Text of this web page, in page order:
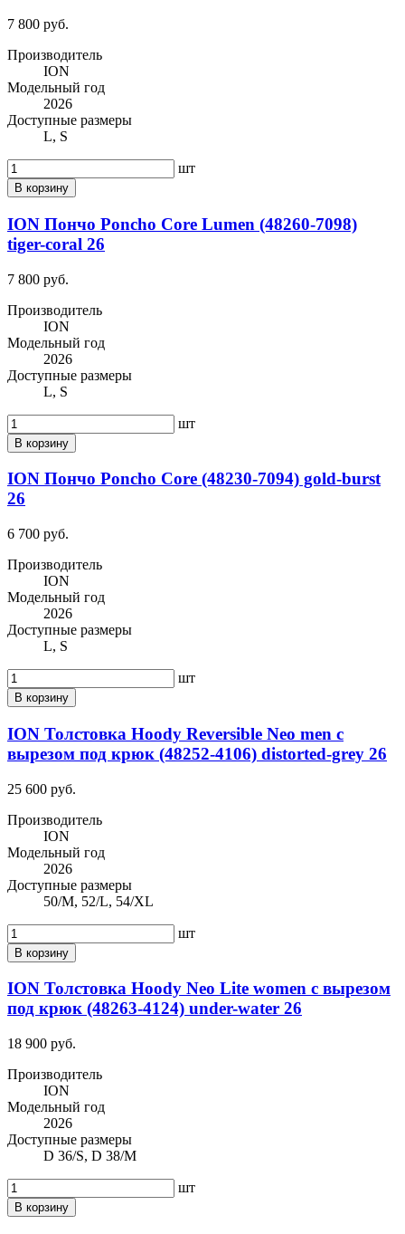
7 800 руб.
Производитель
ION
Модельный год
2026
Доступные размеры
L, S
шт
В корзину
ION Пончо Poncho Core Lumen (48260-7098)
tiger-coral 26
7 800 руб.
Производитель
ION
Модельный год
2026
Доступные размеры
L, S
шт
В корзину
ION Пончо Poncho Core (48230-7094) gold-burst
26
6 700 руб.
Производитель
ION
Модельный год
2026
Доступные размеры
L, S
шт
В корзину
ION Толстовка Hoody Reversible Neo men с
вырезом под крюк (48252-4106) distorted-grey 26
25 600 руб.
Производитель
ION
Модельный год
2026
Доступные размеры
50/M, 52/L, 54/XL
шт
В корзину
ION Толстовка Hoody Neo Lite women с вырезом
под крюк (48263-4124) under-water 26
18 900 руб.
Производитель
ION
Модельный год
2026
Доступные размеры
D 36/S, D 38/M
шт
В корзину